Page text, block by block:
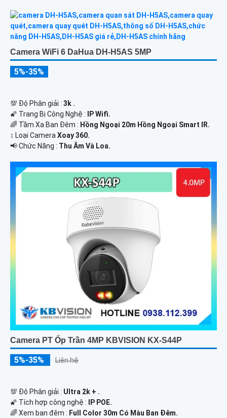
Camera WiFi 6 DaHua DH-H5AS 5MP
5%-35%
💯 Độ Phân giải : 3k .
🌠 Trang Bị Công Nghệ :
IP Wifi.
🌈 Tầm Xa Ban Đêm : Hồng Ngoại 20m Hồng Ngoại Smart IR.
↕️ Loại Camera Xoay 360.
️📢 Chức Năng : Thu Âm Và Loa.
Camera PT Ốp Trần 4MP KBVISION KX-S44P
5%-35% Liên hệ
💯 Độ Phân giải : Ultra 2k + .
🌠 Tích hợp công nghệ :
IP POE.
🌈 Xem ban đêm : Full Color 30m Có Màu Ban Ðêm.